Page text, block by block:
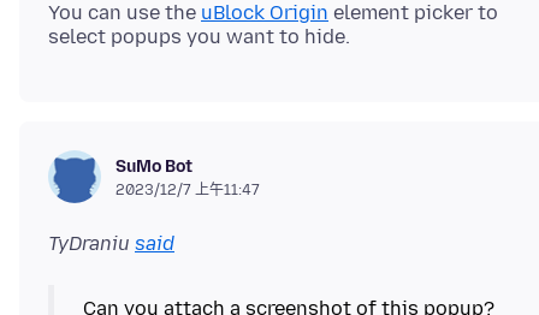
You can use the uBlock Origin element picker to
SuMo Bot
2023/12/7 上午11:47
TyDraniu said
Can you attach a screenshot of this popup?